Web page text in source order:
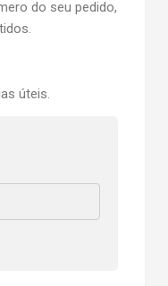
do seu pedido,
úteis.